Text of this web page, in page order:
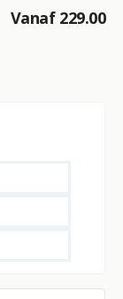
Vanaf 229.00